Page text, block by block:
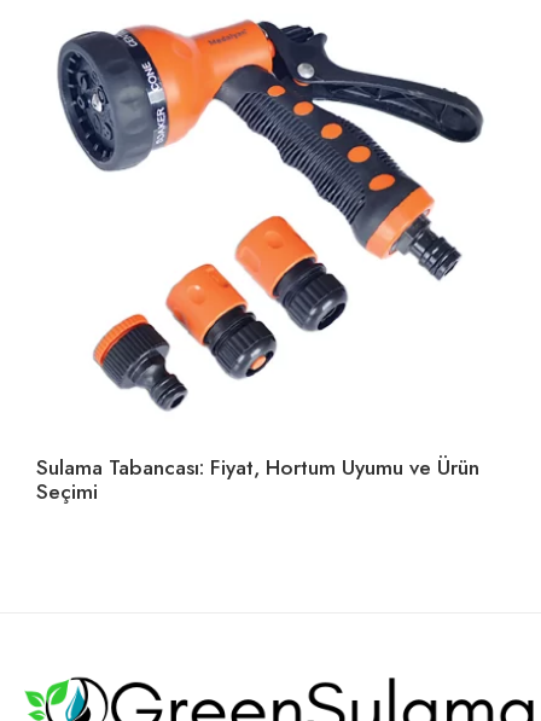
Sulama Tabancası: Fiyat, Hortum Uyumu ve Ürün
Seçimi